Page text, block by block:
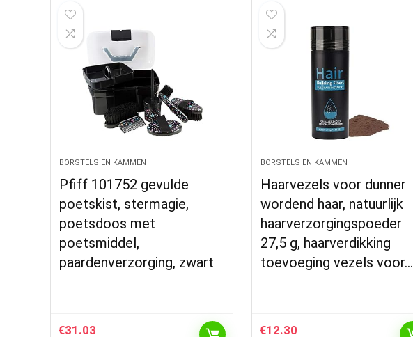
BORSTELS EN KAMMEN
Pfiff 101752 gevulde
poetskist, stermagie,
poetsdoos met
poetsmiddel,
paardenverzorging, zwart
€31.03
BORSTELS EN KAMMEN
Haarvezels voor dunner
wordend haar, natuurlijk
haarverzorgingspoeder
27,5 g, haarverdikking
toevoeging vezels voor…
€12.30